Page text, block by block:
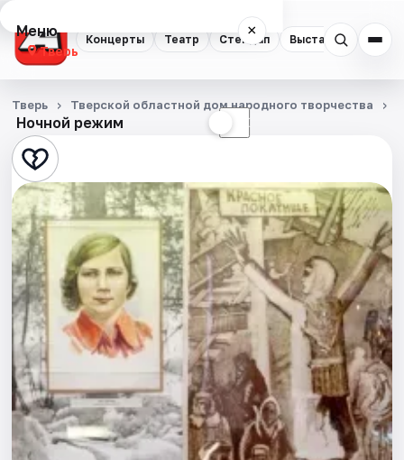
Концерты Театр Стендап Выставки
Меню ×
Тверь
Концерты
Театр
Стендап
Выставки
Квесты
Экскурсии
Спорт
События
Города
Ночной режим ☾
Тверь Тверской областной дом народного творчества